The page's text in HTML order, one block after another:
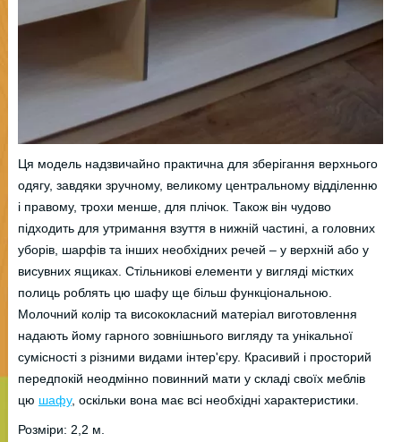
Ця модель надзвичайно практична для зберігання верхнього
одягу, завдяки зручному, великому центральному відділенню
і правому, трохи менше, для плічок. Також він чудово
підходить для утримання взуття в нижній частині, а головних
уборів, шарфів та інших необхідних речей – у верхній або у
висувних ящиках. Стільникові елементи у вигляді містких
полиць роблять цю шафу ще більш функціональною.
Молочний колір та висококласний матеріал виготовлення
надають йому гарного зовнішнього вигляду та унікальної
сумісності з різними видами інтер'єру. Красивий і просторий
передпокій неодмінно повинний мати у складі своїх меблів
цю шафу, оскільки вона має всі необхідні характеристики.
Розміри: 2,2 м.